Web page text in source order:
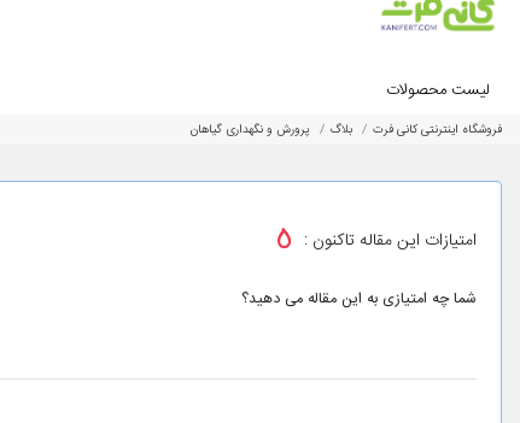
لیست محصولات
فروشگاه اینترنتی کانی فرت بلاگ پرورش و نگهداری گیاهان
امتیازات این مقاله تاکنون : 5
شما چه امتیازی به این مقاله می دهید؟